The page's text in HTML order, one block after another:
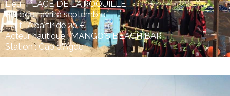
Lieu : PLAGE DE LA ROQUILLE
Période : avril à septembre
Tarif : A partir de 20 €
Acteur nautique : MANGO'S BEACH BAR
Station : Cap d'Agde